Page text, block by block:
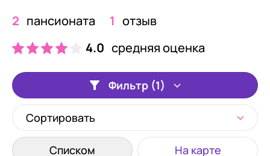
2 пансионата 1 отзыв
4.0 средняя оценка
Фильтр (1)
Сортировать
Списком На карте